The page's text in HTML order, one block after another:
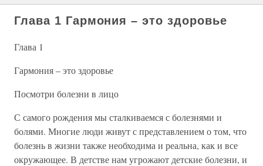
Глава 1 Гармония – это здоровье
Глава 1
Гармония – это здоровье
Посмотри болезни в лицо
С самого рождения мы сталкиваемся с болезнями и
болями. Многие люди живут с представлением о том, что
болезнь в жизни также необходима и реальна, как и все
окружающее. В детстве нам угрожают детские болезни, и